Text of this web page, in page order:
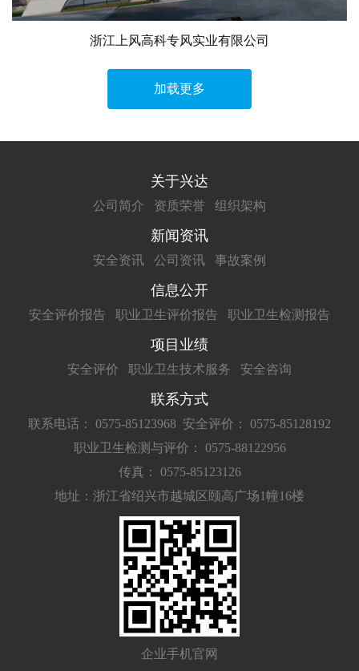
浙江上风高科专风实业有限公司
加载更多
关于兴达
公司简介 资质荣誉 组织架构
新闻资讯
安全资讯 公司资讯 事故案例
信息公开
安全评价报告 职业卫生评价报告 职业卫生检测报告
项目业绩
安全评价 职业卫生技术服务 安全咨询
联系方式
联系电话： 0575-85123968 安全评价： 0575-85128192
职业卫生检测与评价： 0575-88122956
传真： 0575-85123126
地址：浙江省绍兴市越城区颐高广场1幢16楼
企业手机官网